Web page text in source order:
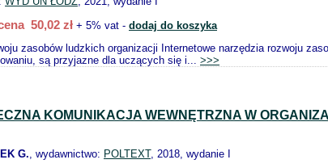
50,02 zł + 5% vat - dodaj do koszyka
zasobów ludzkich organizacji Internetowe narzędzia rozwoju
są przyjazne dla uczących się i... >>>
KOMUNIKACJA WEWNĘTRZNA W
G., wydawnictwo: POLTEXT, 2018, wydanie I